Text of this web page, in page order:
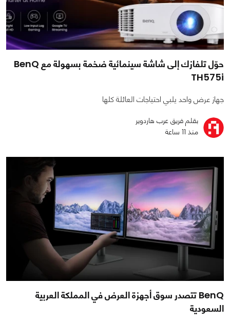
حوّل تلفازك إلى شاشة سينمائية ضخمة بسهولة مع BenQ
TH575i
جهاز عرض واحد يلبي احتياجات العائلة كلها
بقلم فريق عرب هاردوير
منذ 11 ساعة
BenQ تتصدر سوق أجهزة العرض في المملكة العربية
السعودية